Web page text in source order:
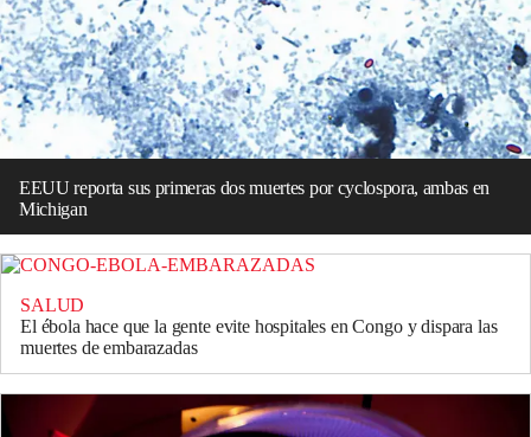
EEUU reporta sus primeras dos muertes por cyclospora, ambas en
Michigan
SALUD
El ébola hace que la gente evite hospitales en Congo y dispara las
muertes de embarazadas